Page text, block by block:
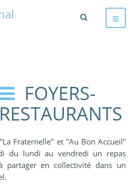
FOYERS-
RESTAURANTS
Fraternelle" et "Au Bon Accueil"
du lundi au vendredi un repas
partager en collectivité dans un